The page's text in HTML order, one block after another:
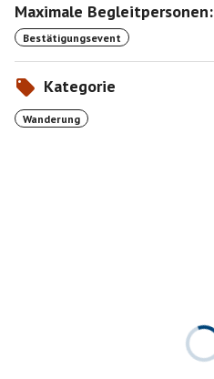
Maximale Begleitpersonen:
Bestätigungsevent
Kategorie
Wanderung